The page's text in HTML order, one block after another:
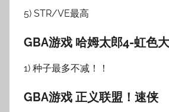
5) STR/VE最高
GBA游戏 哈姆太郎4-虹色
1) 种子最多不减！！
GBA游戏 正义联盟！速侠